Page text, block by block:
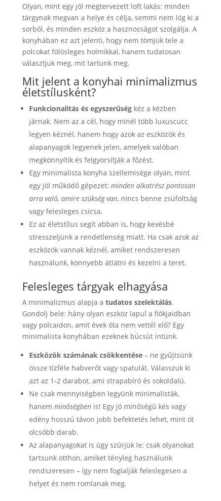
Olyan, mint egy jól megtervezett loft lakás: minden
tárgynak megvan a helye és célja, semmi nem lóg ki a
sorból, és minden eszköz a hasznosságot szolgálja. A
konyhában ez azt jelenti, hogy nem tömjük tele a
polcokat fölösleges holmikkal, hanem tudatosan
választjuk meg, mit tartunk meg.
Mit jelent a konyhai minimalizmus
életstílusként?
Funkcionalitás és egyszerűségkéz a kézben
járnak. Nem az a cél, hogy minél több luxuscucc
legyen kéznél, hanem hogy azok az eszközök és
alapanyagok legyenek jelen, amelyek valóban
megkönnyítik és felgyorsítják a főzést.
Egy minimalista konyha szellemisége olyan, mint
egy jól működő gépezet: minden alkatrész pontosan
arra való, amire szükség van, nincs benne zsúfoltság
vagy felesleges csicsa.
Ez az életstílus segít abban is, hogy kevésbé
stresszeljünk a rendetlenség miatt. Ha csak azok az
eszközök vannak kéznél, amiket rendszeresen
használunk, könnyebb átlátni és kezelni a teret.
Felesleges tárgyak elhagyása
A minimalizmus alapja a tudatos szelektálás.
Gondolj bele: hány olyan eszköz lapul a fiókjaidban
vagy polcaidon, amit évek óta nem vettél elő? Egy
minimalista konyhában ezeknek búcsút intünk.
Eszközök számának csökkentése– ne gyűjtsünk
össze tízféle habverőt vagy spatulát. Válasszuk ki
azt az 1-2 darabot, ami strapabíró és sokoldalú.
Ne csak mennyiségben legyünk minimalisták,
hanem minőségbenis! Egy jó minőségű kés vagy
edény hosszú távon jobb befektetés lehet, mint öt
olcsóbb darab.
Az alapanyagokat is úgy szűrjük le: csak olyanokat
tartsunk otthon, amiket tényleg használunk
rendszeresen – így nem foglalják feleslegesen a
helyet és nem romlanak meg.